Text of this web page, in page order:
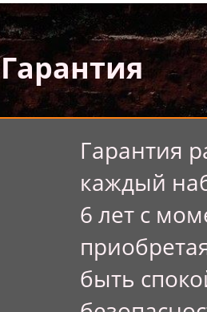
Гарантия
Гарантия
каждый
6 лет с
быть